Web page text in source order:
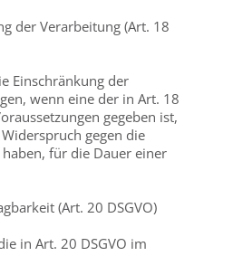
der Verarbeitung (Art. 18
Einschränkung der
wenn eine der in Art. 18
gegeben ist,
gegen die
für die Dauer einer
(Art. 20 DSGVO)
in Art. 20 DSGVO im